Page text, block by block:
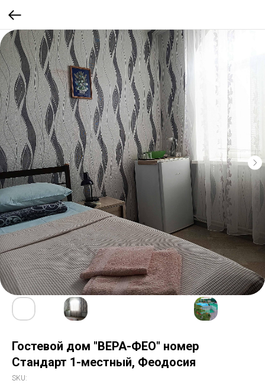
Гостевой дом "ВЕРА-ФЕО" номер
Стандарт 1-местный, Феодосия
SKU: